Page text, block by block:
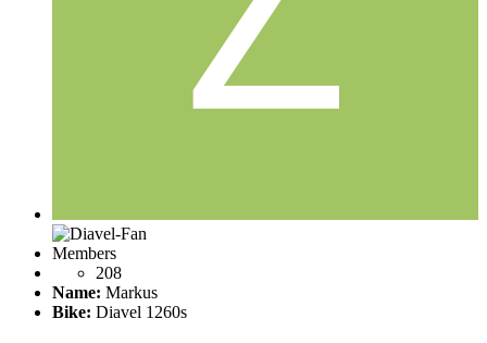
Members
208
Name: Markus
Bike: Diavel 1260s